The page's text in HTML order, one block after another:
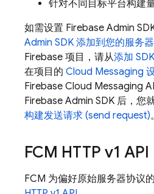
针对不同目标平台构建
如需设置 Firebase Admin
Admin SDK 添加到您的服务器
Firebase 项目，请从添加 SDK
在项目的 Cloud Messaging
Firebase Cloud Messaging
Firebase Admin SDK 后，您
构建发送请求 (send request)。
FCM HTTP v1 API
FCM 为偏好原始服务器协议